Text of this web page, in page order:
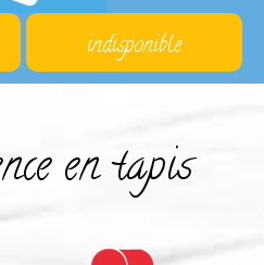
indisponible
en tapis